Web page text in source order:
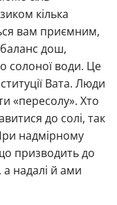
кілька
вам приємним,
дош,
солоної води. Це
Вата. Люди
«пересолу». Хто
до солі, так
надмірному
призводить до
надалі й ами